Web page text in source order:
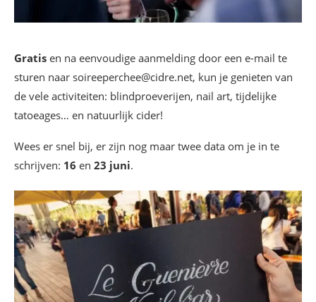
Gratis en na eenvoudige aanmelding door een e-mail te
sturen naar soireeperchee@cidre.net, kun je genieten van
de vele activiteiten: blindproeverijen, nail art, tijdelijke
tatoeages… en natuurlijk cider!
Wees er snel bij, er zijn nog maar twee data om je in te
schrijven: 16 en 23 juni.